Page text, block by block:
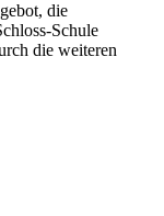
die
Schule
die weiteren